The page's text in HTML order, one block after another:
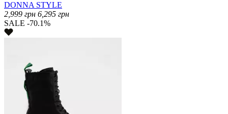
DONNA STYLE
2,999 грн 6,295 грн
SALE -70.1%